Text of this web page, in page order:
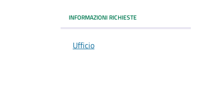
INFORMAZIONI RICHIESTE
Ufficio